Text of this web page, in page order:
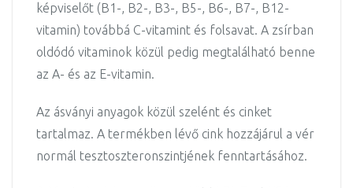
képviselőt (B1-, B2-, B3-, B5-, B6-, B7-, B12-
vitamin) továbbá C-vitamint és folsavat. A zsírban
oldódó vitaminok közül pedig megtalálható benne
az A- és az E-vitamin.
Az ásványi anyagok közül szelént és cinket
tartalmaz. A termékben lévő cink hozzájárul a vér
normál tesztoszteronszintjének fenntartásához.